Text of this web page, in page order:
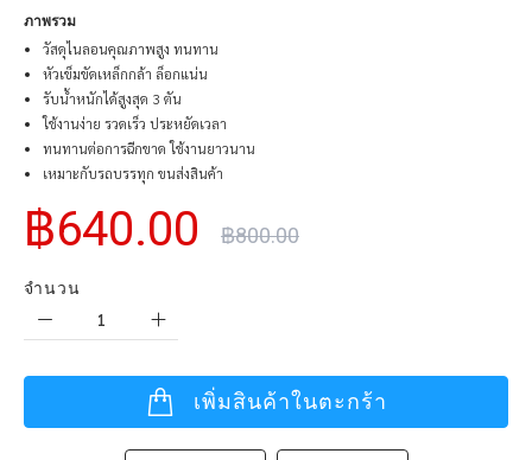
ภาพรวม
วัสดุไนลอนคุณภาพสูง ทนทาน
หัวเข็มขัดเหล็กกล้า ล็อกแน่น
รับน้ำหนักได้สูงสุด 3 ตัน
ใช้งานง่าย รวดเร็ว ประหยัดเวลา
ทนทานต่อการฉีกขาด ใช้งานยาวนาน
เหมาะกับรถบรรทุก ขนส่งสินค้า
฿640.00 ฿800.00
จำนวน
เพิ่มสินค้าในตะกร้า